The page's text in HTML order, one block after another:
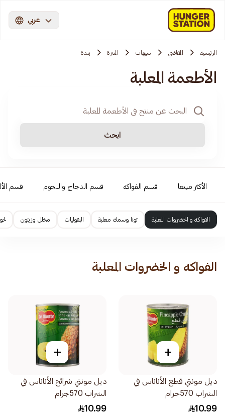
عربي
الرئيسية المقاضي سيهات المنتزة بندة
الأطعمة المعلبة
ابحث
الأكثر مبيعا قسم الفواكه قسم الدجاج واللحوم قسم
الفواكه و الخضروات المعلبة تونا وسمك معلبة البقوليات مخلل وزيتون
الفواكه و الخضروات المعلبة
+
ديل مونتي قطع الأناناس في
الشراب 570جرام
10.99
+
ديل مونتي شرائح الأناناس في
الشراب 570جرام
10.99